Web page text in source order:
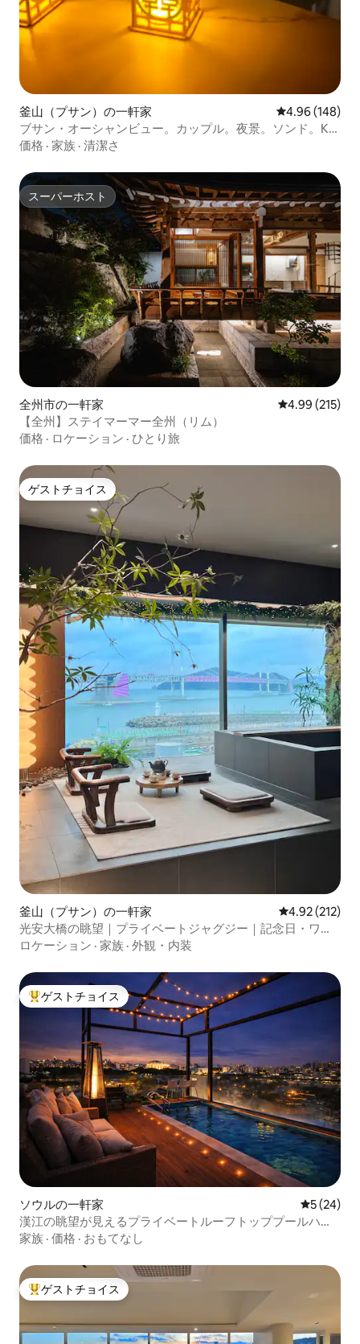
釜山（プサン）の一軒家 レビュー148
4.96 (148)
ブサン・オーシャンビュー。カップル。夜景。ソンド。K-
BBQ。ジャガルチ。ビフ。ガムチョン村。ブサンタワー。
価格 · 家族 · 清潔さ
スーパーホスト
スーパーホスト
全州市の一軒家 レビュー215
4.99 (215)
【全州】ステイマーマー全州（リム）
価格 · ロケーション · ひとり旅
ゲストチョイス
ゲストチョイス
釜山（プサン）の一軒家 レビュー212
4.92 (212)
光安大橋の眺望｜プライベートジャグジー｜記念日・ワイ
ン｜チェックアウトは正午
ロケーション · 家族 · 外観・内装
大好評のゲストチョイスです。
ゲストチョイス
ソウルの一軒家 レビュー
5 (24)
漢江の眺望が見えるプライベートルーフトッププールハウ
ス、弘大
家族 · 価格 · おもてなし
大好評のゲストチョイスです。
ゲストチョイス